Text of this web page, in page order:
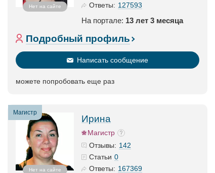
Нет на сайте
Ответы: 127593
На портале: 13 лет 3 месяца
Подробный профиль
Написать сообщение
можете попробовать еще раз
Магистр
Нет на сайте
Ирина
Магистр
Отзывы: 142
Статьи 0
Ответы: 167369